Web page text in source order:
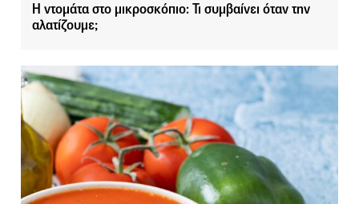
Η ντομάτα στο μικροσκόπιο: Τι συμβαίνει όταν την
αλατίζουμε;